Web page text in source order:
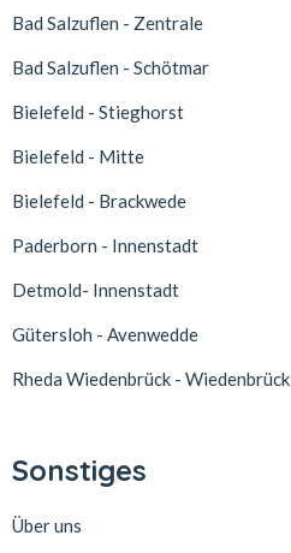
Bad Salzuflen - Zentrale
Bad Salzuflen - Schötmar
Bielefeld - Stieghorst
Bielefeld - Mitte
Bielefeld - Brackwede
Paderborn - Innenstadt
Detmold- Innenstadt
Gütersloh - Avenwedde
Rheda Wiedenbrück - Wiedenbrück
Sonstiges
Über uns